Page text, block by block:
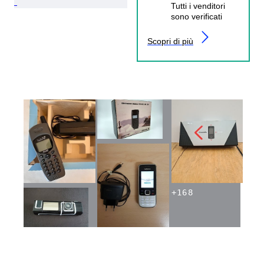
Tutti i venditori
sono verificati
Scopri di più
+168